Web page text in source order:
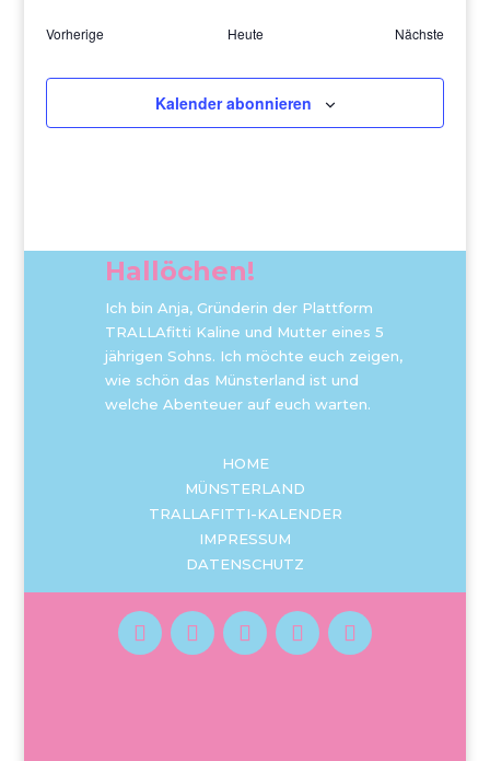
Vorherige
Heute Nächste
Kalender abonnieren
Hallöchen!
Ich bin Anja, Gründerin der Plattform
TRALLAfitti Kaline und Mutter eines 5
jährigen Sohns. Ich möchte euch zeigen,
wie schön das Münsterland ist und
welche Abenteuer auf euch warten.
HOME
MÜNSTERLAND
TRALLAFITTI-KALENDER
IMPRESSUM
DATENSCHUTZ